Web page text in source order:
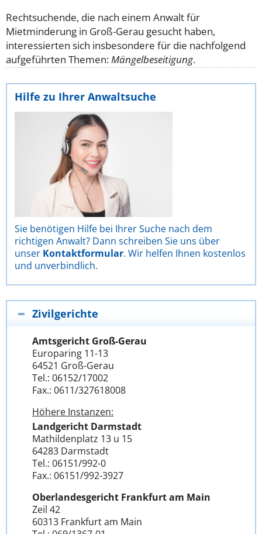
Rechtsuchende, die nach einem Anwalt für
Mietminderung in Groß-Gerau gesucht haben,
interessierten sich insbesondere für die nachfolgend
aufgeführten Themen:Mängelbeseitigung.
Hilfe zu Ihrer Anwaltsuche
Sie benötigen Hilfe bei Ihrer Suche nach dem
richtigen Anwalt? Dann schreiben Sie uns über
unser Kontaktformular. Wir helfen Ihnen kostenlos
und unverbindlich.
Zivilgerichte
Amtsgericht Groß-Gerau
Europaring 11-13
64521 Groß-Gerau
Tel.: 06152/17002
Fax.: 0611/327618008
Höhere Instanzen:
Landgericht Darmstadt
Mathildenplatz 13 u 15
64283 Darmstadt
Tel.: 06151/992-0
Fax.: 06151/992-3927
Oberlandesgericht Frankfurt am Main
Zeil 42
60313 Frankfurt am Main